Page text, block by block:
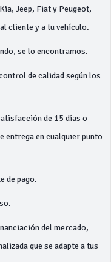
Jeep, Fiat y Peugeot,
cliente y a tu vehículo.
se lo encontramos.
de calidad según los
de 15 días o
entrega en cualquier punto
de pago.
del mercado,
que se adapte a tus